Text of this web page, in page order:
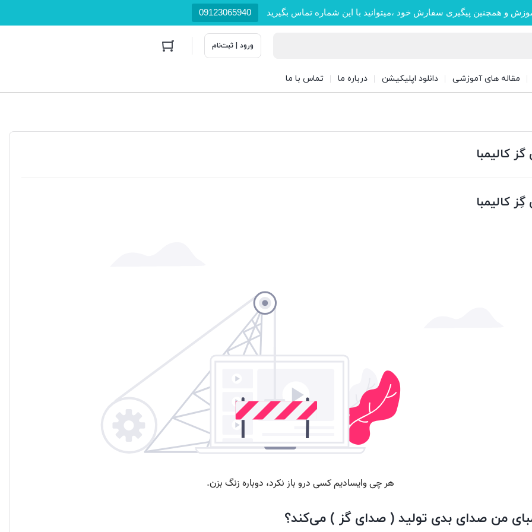
و همچنین پیگیری سفارش خود ،میتوانید با این شماره تماس بگیرید 09123065940
ورود | ثبت‌نام
مقاله های آموزشی دانلود اپلیکیشن درباره ما تماس با ما
کالیمبا
کالیمبا
من صدای بدی تولید ( صدای گز ) می‌کند؟